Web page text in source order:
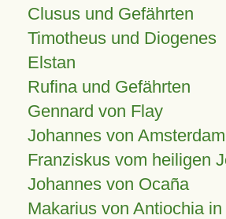
Clusus und Gefährten
Timotheus und Diogenes
Elstan
Rufina und Gefährten
Gennard von Flay
Johannes von Amsterdam
Franziskus vom heiligen
Johannes von Ocaña
Makarius von Antiochia